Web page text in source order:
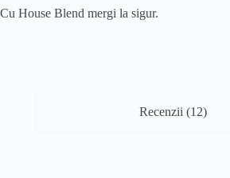
Cu House Blend mergi la sigur.
Recenzii (12)